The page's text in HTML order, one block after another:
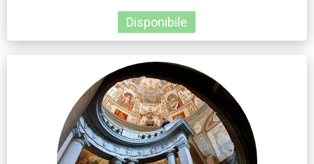
Disponibile